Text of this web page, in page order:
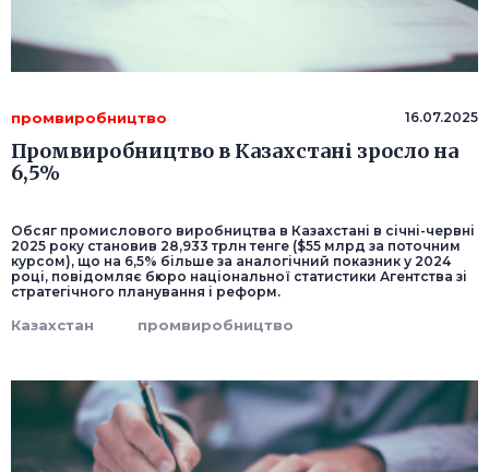
промвиробництво 16.07.2025
Промвиробництво в Казахстані зросло на
6,5%
Обсяг промислового виробництва в Казахстані в січні-червні
2025 року становив 28,933 трлн тенге ($55 млрд за поточним
курсом), що на 6,5% більше за аналогічний показник у 2024
році, повідомляє бюро національної статистики Агентства зі
стратегічного планування і реформ.
Казахстан промвиробництво